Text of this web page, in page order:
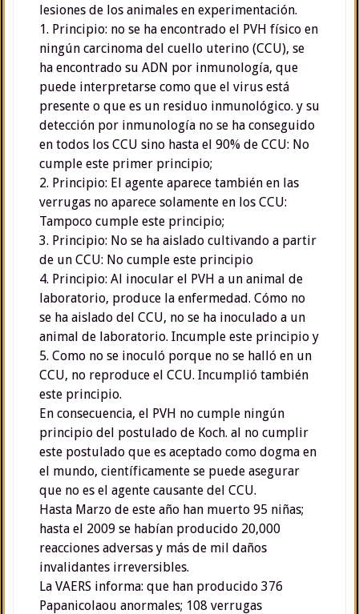
lesiones de los animales en experimentación.
1. Principio: no se ha encontrado el PVH físico en
ningún carcinoma del cuello uterino (CCU), se
ha encontrado su ADN por inmunología, que
puede interpretarse como que el virus está
presente o que es un residuo inmunológico. y su
detección por inmunología no se ha conseguido
en todos los CCU sino hasta el 90% de CCU: No
cumple este primer principio;
2. Principio: El agente aparece también en las
verrugas no aparece solamente en los CCU:
Tampoco cumple este principio;
3. Principio: No se ha aislado cultivando a partir
de un CCU: No cumple este principio
4. Principio: Al inocular el PVH a un animal de
laboratorio, produce la enfermedad. Cómo no
se ha aislado del CCU, no se ha inoculado a un
animal de laboratorio. Incumple este principio y
5. Como no se inoculó porque no se halló en un
CCU, no reproduce el CCU. Incumplió también
este principio.
En consecuencia, el PVH no cumple ningún
principio del postulado de Koch. al no cumplir
este postulado que es aceptado como dogma en
el mundo, científicamente se puede asegurar
que no es el agente causante del CCU.
Hasta Marzo de este año han muerto 95 niñas;
hasta el 2009 se habían producido 20,000
reacciones adversas y más de mil daños
invalidantes irreversibles.
La VAERS informa: que han producido 376
Papanicolaou anormales; 108 verrugas